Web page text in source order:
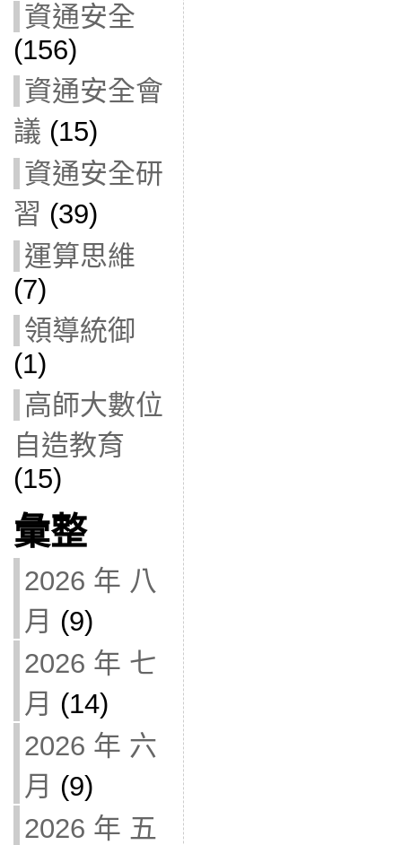
資通安全
(156)
資通安全會
議 (15)
資通安全研
習 (39)
運算思維
(7)
領導統御
(1)
高師大數位
自造教育
(15)
彙整
2026 年 八
月 (9)
2026 年 七
月 (14)
2026 年 六
月 (9)
2026 年 五